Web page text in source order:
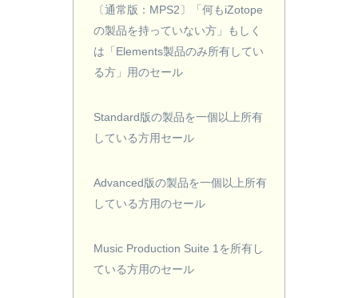
〔通常版：MPS2〕「何もiZotope
の製品を持っていない方」もしく
は「Elements製品のみ所有してい
る方」用のセール
Standard版の製品を一個以上所有
している方用セール
Advanced版の製品を一個以上所有
している方用のセール
Music Production Suite 1を所有し
ている方用のセール